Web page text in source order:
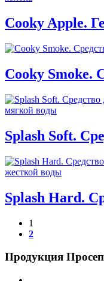
Cooky Apple.
Cooky Smoke.
Splash Soft.
Splash Hard.
1
2
Продукция